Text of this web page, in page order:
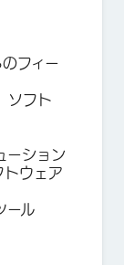
フィー
ソフト
ーション
ウェア
ール